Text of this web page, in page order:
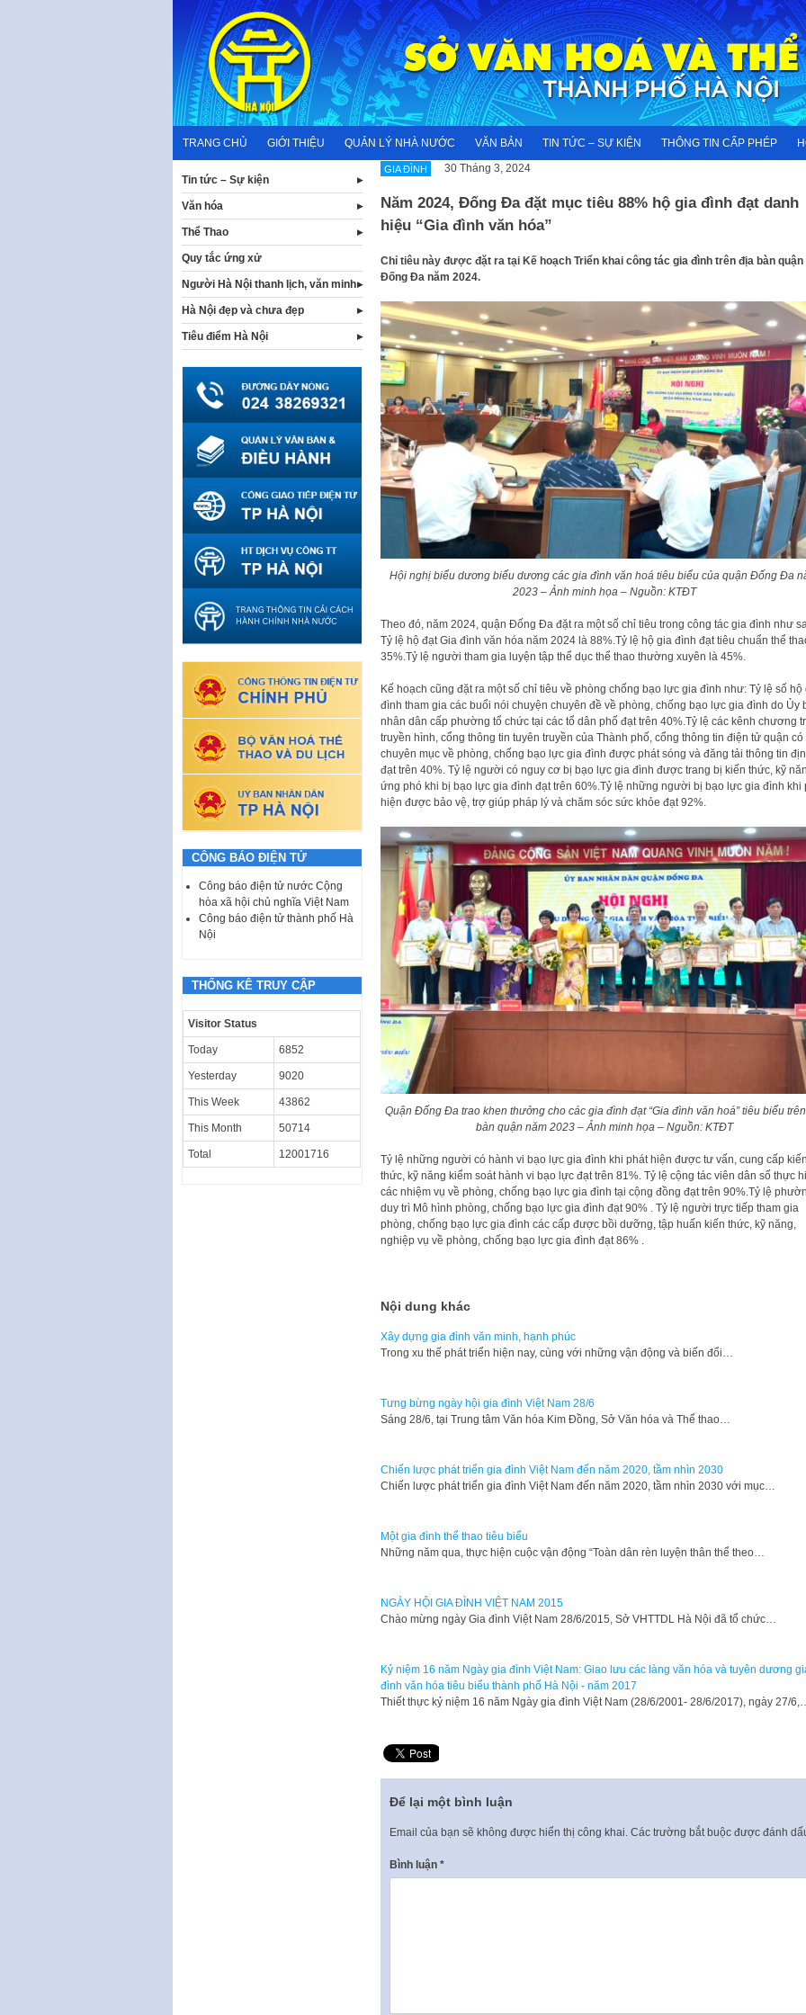
content
TRANG CHỦ GIỚI THIỆU QUẢN LÝ NHÀ NƯỚC VĂN BẢN TIN TỨC – SỰ KIỆN THÔNG TIN CẤP PHÉP
GIA ĐÌNH 30 Tháng 3, 2024
Năm 2024, Đống Đa đặt mục tiêu 88% hộ gia đình đạt danh
hiệu “Gia đình văn hóa”
Chỉ tiêu này được đặt ra tại Kế hoạch Triển khai công tác gia đình trên địa bàn quận
Đống Đa năm 2024.
Hội nghị biểu dương biểu dương các gia đình văn hoá tiêu biểu của quận Đống Đa
2023 – Ảnh minh họa – Nguồn: KTĐT
Theo đó, năm 2024, quận Đống Đa đặt ra một số chỉ tiêu trong công tác gia đình như
Tỷ lệ hộ đạt Gia đình văn hóa năm 2024 là 88%.Tỷ lệ hộ gia đình đạt tiêu chuẩn thể
35%.Tỷ lệ người tham gia luyện tập thể dục thể thao thường xuyên là 45%.
Kế hoạch cũng đặt ra một số chỉ tiêu về phòng chống bạo lực gia đình như: Tỷ lệ số hộ
đình tham gia các buổi nói chuyện chuyên đề về phòng, chống bạo lực gia đình do Ủy
nhân dân cấp phường tổ chức tại các tổ dân phố đạt trên 40%.Tỷ lệ các kênh chương
truyền hình, cổng thông tin tuyên truyền của Thành phố, cổng thông tin điện tử quận có
chuyên mục về phòng, chống bạo lực gia đình được phát sóng và đăng tải thông tin
đạt trên 40%. Tỷ lệ người có nguy cơ bị bạo lực gia đình được trang bị kiến thức, kỹ
ứng phó khi bị bạo lực gia đình đạt trên 60%.Tỷ lệ những người bị bạo lực gia đình khi
hiện được bảo vệ, trợ giúp pháp lý và chăm sóc sức khỏe đạt 92%.
Quận Đống Đa trao khen thưởng cho các gia đình đạt “Gia đình văn hoá” tiêu biểu
bàn quận năm 2023 – Ảnh minh họa – Nguồn: KTĐT
Tỷ lệ những người có hành vi bạo lực gia đình khi phát hiện được tư vấn, cung cấp kiến
thức, kỹ năng kiểm soát hành vi bạo lực đạt trên 81%. Tỷ lệ cộng tác viên dân số thực
các nhiệm vụ về phòng, chống bạo lực gia đình tại cộng đồng đạt trên 90%.Tỷ lệ
duy trì Mô hình phòng, chống bạo lực gia đình đạt 90% . Tỷ lệ người trực tiếp tham gia
phòng, chống bạo lực gia đình các cấp được bồi dưỡng, tập huấn kiến thức, kỹ năng,
nghiệp vụ về phòng, chống bạo lực gia đình đạt 86% .
Nội dung khác
Xây dựng gia đình văn minh, hạnh phúc
Trong xu thế phát triển hiện nay, cùng với những vận động và biến đổi…
Tưng bừng ngày hội gia đình Việt Nam 28/6
Sáng 28/6, tại Trung tâm Văn hóa Kim Đồng, Sở Văn hóa và Thể thao…
Chiến lược phát triển gia đình Việt Nam đến năm 2020, tầm nhìn 2030
Chiến lược phát triển gia đình Việt Nam đến năm 2020, tầm nhìn 2030 với mục…
Một gia đình thể thao tiêu biểu
Những năm qua, thực hiện cuộc vận động “Toàn dân rèn luyện thân thể theo…
NGÀY HỘI GIA ĐÌNH VIỆT NAM 2015
​Chào mừng ngày Gia đình Việt Nam 28/6/2015, Sở VHTTDL Hà Nội đã tổ chức…
Kỷ niệm 16 năm Ngày gia đình Việt Nam: Giao lưu các làng văn hóa và tuyên dương
đình văn hóa tiêu biểu thành phố Hà Nội - năm 2017
Thiết thực kỷ niệm 16 năm Ngày gia đình Việt Nam (28/6/2001- 28/6/2017), ngày 27/
Để lại một bình luận
Email của bạn sẽ không được hiển thị công khai. Các trường bắt buộc được đánh
Bình luận *
Tin tức – Sự kiện
Văn hóa
Thể Thao
Quy tắc ứng xử
Người Hà Nội thanh lịch, văn minh
Hà Nội đẹp và chưa đẹp
Tiêu điểm Hà Nội
CÔNG BÁO ĐIỆN TỬ
Công báo điện tử nước Cộng
hòa xã hội chủ nghĩa Việt Nam
Công báo điện tử thành phố Hà
Nội
THỐNG KÊ TRUY CẬP
Visitor Status
Today 6852
Yesterday 9020
This Week 43862
This Month 50714
Total 12001716